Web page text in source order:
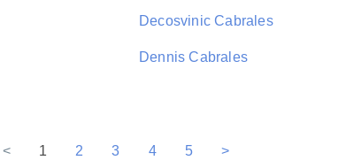
Decosvinic Cabrales
Dennis Cabrales
< 1 2 3 4 5 >